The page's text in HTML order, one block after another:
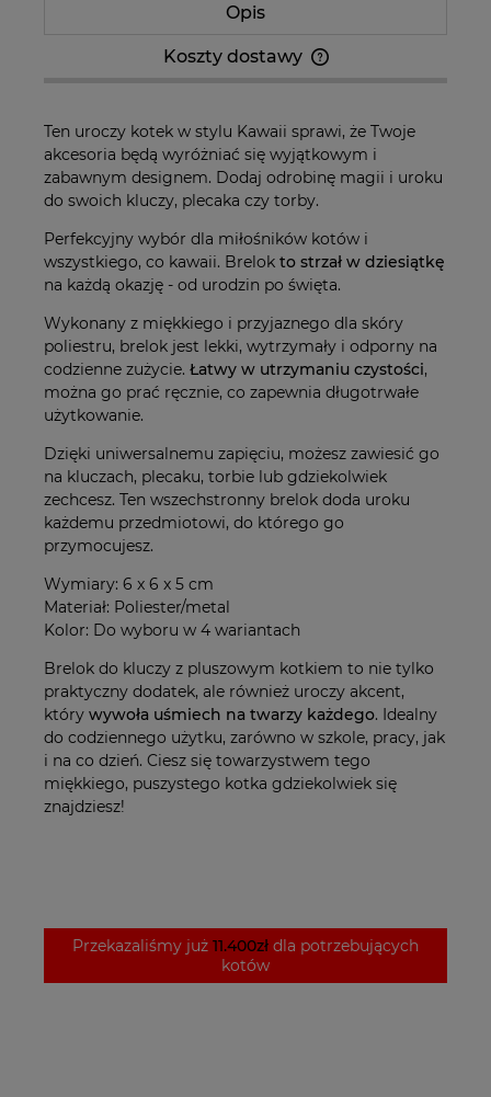
Opis
Koszty dostawy
Ten uroczy kotek w stylu Kawaii sprawi, że Twoje
akcesoria będą wyróżniać się wyjątkowym i
zabawnym designem. Dodaj odrobinę magii i uroku
do swoich kluczy, plecaka czy torby.
Perfekcyjny wybór dla miłośników kotów i
wszystkiego, co kawaii. Brelok to strzał w dziesiątkę
na każdą okazję - od urodzin po święta.
Wykonany z miękkiego i przyjaznego dla skóry
poliestru, brelok jest lekki, wytrzymały i odporny na
codzienne zużycie. Łatwy w utrzymaniu czystości,
można go prać ręcznie, co zapewnia długotrwałe
użytkowanie.
Dzięki uniwersalnemu zapięciu, możesz zawiesić go
na kluczach, plecaku, torbie lub gdziekolwiek
zechcesz. Ten wszechstronny brelok doda uroku
każdemu przedmiotowi, do którego go
przymocujesz.
Wymiary: 6 x 6 x 5 cm
Materiał: Poliester/metal
Kolor: Do wyboru w 4 wariantach
Brelok do kluczy z pluszowym kotkiem to nie tylko
praktyczny dodatek, ale również uroczy akcent,
który wywoła uśmiech na twarzy każdego. Idealny
do codziennego użytku, zarówno w szkole, pracy, jak
i na co dzień. Ciesz się towarzystwem tego
miękkiego, puszystego kotka gdziekolwiek się
znajdziesz!
Przekazaliśmy już 11.400zł dla potrzebujących
kotów